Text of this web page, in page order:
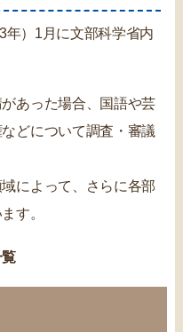
年）1月に文部科学省内
あった場合、国語や芸
どについて調査・審議
によって、さらに各部
す。